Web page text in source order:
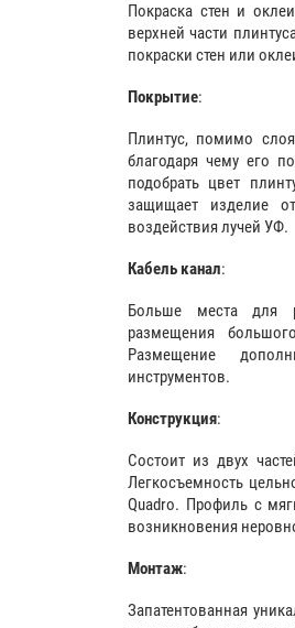
Покраска стен и
верхней части
покраски стен или
Покрытие:
Плинтус, помимо
благодаря чему его
подобрать цвет
защищает изделие
воздействия лучей УФ.
Кабель канал:
Больше места для
размещения
Размещение
инструментов.
Конструкция:
Состоит из двух
Легкосъемность
Quadro. Профиль с
возникновения
Монтаж:
Запатентованная